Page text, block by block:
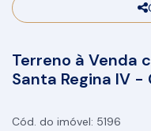
Terreno à Venda
Santa Regina IV -
5196